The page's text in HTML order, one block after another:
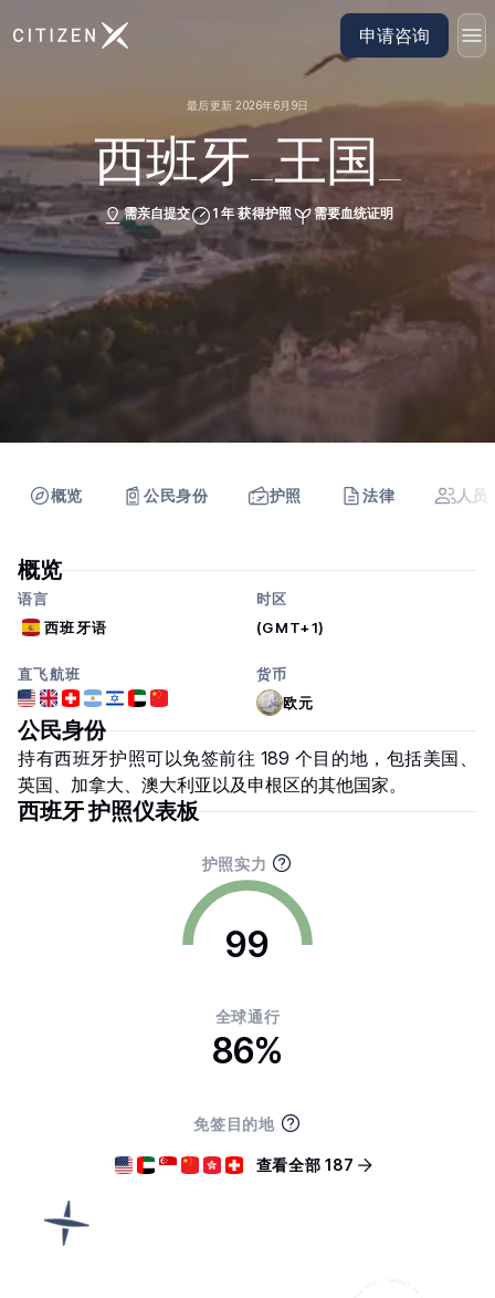
前往 CitizenX 首页 申请咨询
最后更新 2026年6月9日
西班牙_王国_
需亲自提交 1 年 获得护照 需要血统证明
概览 公民身份 护照 法律 人员
概览
语言
西班牙语
时区
(GMT+1)
直飞航班
货币
欧元
公民身份
持有西班牙护照可以免签前往 189 个目的地，包括美国、
英国、加拿大、澳大利亚以及申根区的其他国家。
西班牙 护照仪表板
护照实力
99
全球通行
86%
免签目的地
查看全部 187